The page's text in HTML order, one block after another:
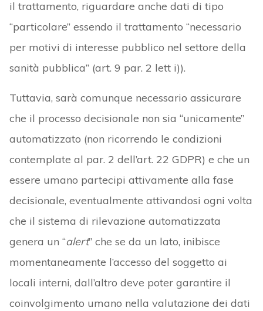
il trattamento, riguardare anche dati di tipo
“particolare” essendo il trattamento “necessario
per motivi di interesse pubblico nel settore della
sanità pubblica” (art. 9 par. 2 lett i)).
Tuttavia, sarà comunque necessario assicurare
che il processo decisionale non sia “unicamente”
automatizzato (non ricorrendo le condizioni
contemplate al par. 2 dell’art. 22 GDPR) e che un
essere umano partecipi attivamente alla fase
decisionale, eventualmente attivandosi ogni volta
che il sistema di rilevazione automatizzata
genera un “alert” che se da un lato, inibisce
momentaneamente l’accesso del soggetto ai
locali interni, dall’altro deve poter garantire il
coinvolgimento umano nella valutazione dei dati